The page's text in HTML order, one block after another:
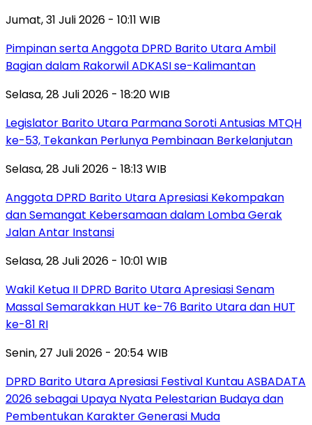
Jumat, 31 Juli 2026 - 10:11 WIB
Pimpinan serta Anggota DPRD Barito Utara Ambil
Bagian dalam Rakorwil ADKASI se-Kalimantan
Selasa, 28 Juli 2026 - 18:20 WIB
Legislator Barito Utara Parmana Soroti Antusias MTQH
ke-53, Tekankan Perlunya Pembinaan Berkelanjutan
Selasa, 28 Juli 2026 - 18:13 WIB
Anggota DPRD Barito Utara Apresiasi Kekompakan
dan Semangat Kebersamaan dalam Lomba Gerak
Jalan Antar Instansi
Selasa, 28 Juli 2026 - 10:01 WIB
Wakil Ketua II DPRD Barito Utara Apresiasi Senam
Massal Semarakkan HUT ke-76 Barito Utara dan HUT
ke-81 RI
Senin, 27 Juli 2026 - 20:54 WIB
DPRD Barito Utara Apresiasi Festival Kuntau ASBADATA
2026 sebagai Upaya Nyata Pelestarian Budaya dan
Pembentukan Karakter Generasi Muda